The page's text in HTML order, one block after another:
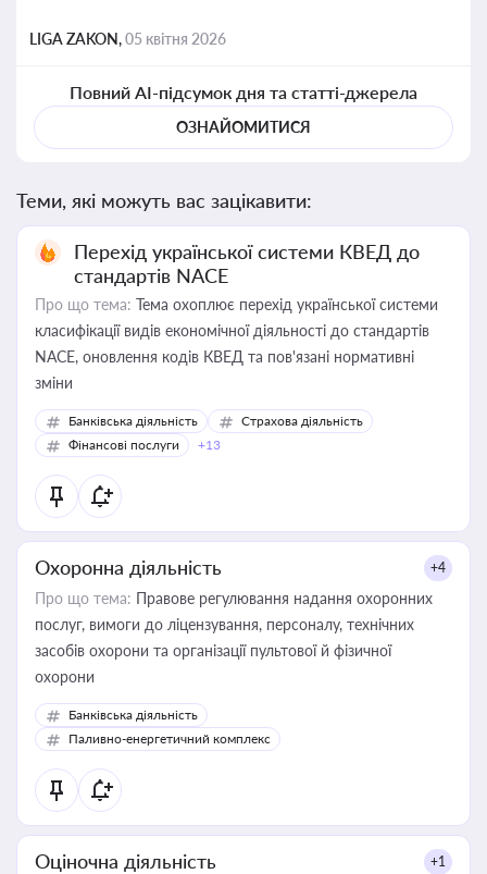
LIGA ZAKON,05 квітня 2026
Повний AI-підсумок дня та статті-джерела
ОЗНАЙОМИТИСЯ
Теми, які можуть вас зацікавити:
Перехід української системи КВЕД до
стандартів NACE
Про що тема: Тема охоплює перехід української системи
класифікації видів економічної діяльності до стандартів
NACE, оновлення кодів КВЕД та пов'язані нормативні
зміни
Банківська діяльність
Страхова діяльність
Фінансові послуги
+13
Охоронна діяльність +4
Про що тема: Правове регулювання надання охоронних
послуг, вимоги до ліцензування, персоналу, технічних
засобів охорони та організації пультової й фізичної
охорони
Банківська діяльність
Паливно-енергетичний комплекс
Оціночна діяльність +1